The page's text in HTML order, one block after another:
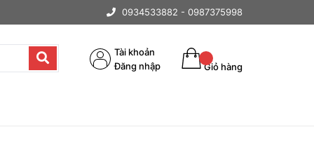
0934533882 - 0987375998
Giỏ hàng
Tài khoản
Đăng nhập